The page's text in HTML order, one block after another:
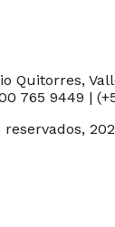
Quitorres,
765 9449 |